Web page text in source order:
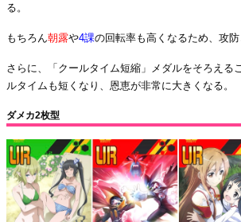
る。
もちろん朝露や4課の回転率も高くなるため、攻防
さらに、「クールタイム短縮」メダルをそろえる
ルタイムも短くなり、恩恵が非常に大きくなる。
ダメカ2枚型